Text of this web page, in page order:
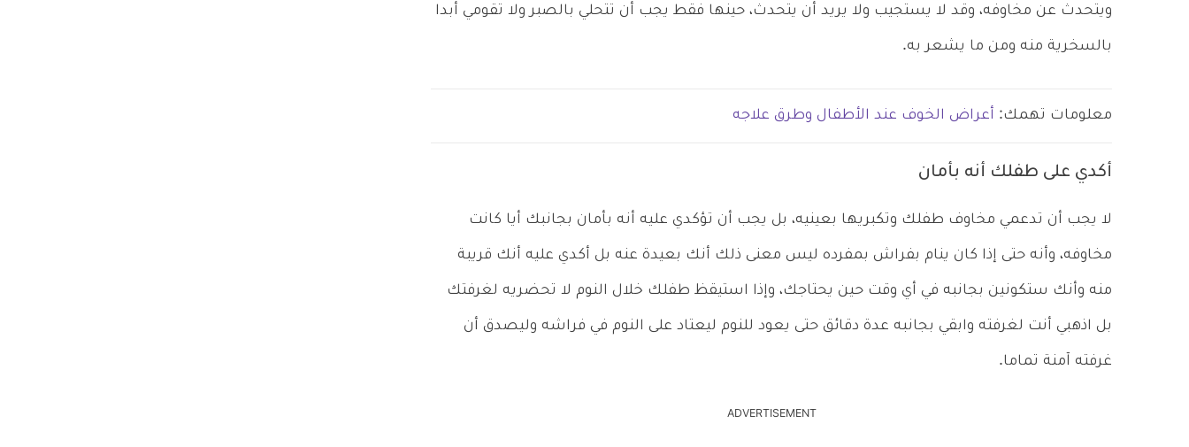
ويتحدث عن مخاوفه، وقد لا يستجيب ولا يريد أن يتحدث، حينها فقط يجب أن تتحلي بالصبر ولا تقومي أبدا
بالسخرية منه ومن ما يشعر به.
معلومات تهمك: أعراض الخوف عند الأطفال وطرق علاجه
أكدي على طفلك أنه بأمان
لا يجب أن تدعمي مخاوف طفلك وتكبريها بعينيه، بل يجب أن تؤكدي عليه أنه بأمان بجانبك أيا كانت
مخاوفه، وأنه حتى إذا كان ينام بفراش بمفرده ليس معنى ذلك أنك بعيدة عنه بل أكدي عليه أنك قريبة
منه وأنك ستكونين بجانبه في أي وقت حين يحتاجك، وإذا استيقظ طفلك خلال النوم لا تحضريه لغرفتك
بل اذهبي أنت لغرفته وابقي بجانبه عدة دقائق حتى يعود للنوم ليعتاد على النوم في فراشه وليصدق أن
غرفته آمنة تماما.
ADVERTISEMENT